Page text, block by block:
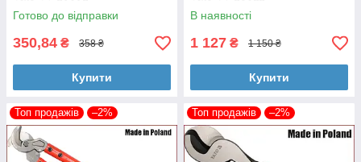
Готово до відправки
350,84 ₴ 358 ₴
Купити
В наявності
1 127 ₴ 1 150 ₴
Купити
Топ продажів –2% Топ продажів –2%